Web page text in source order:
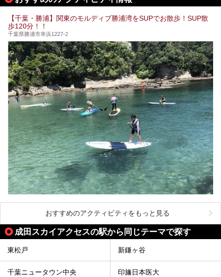
【千葉・勝浦】関東のモルディブ勝浦湾をSUPでお散歩！SUP散
歩120分！！
千葉県勝浦市串浜1227-2
おすすめのアクティビティをもっと見る
成田スカイアクセスの駅から同じテーマで探す
東松戸 新鎌ヶ谷
千葉ニュータウン中央 印旛日本医大